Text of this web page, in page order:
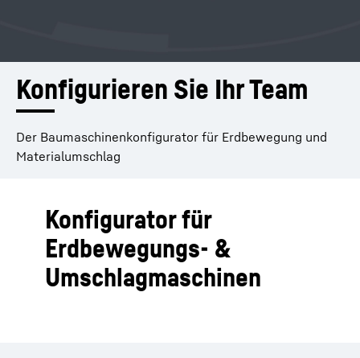
Konfigurieren Sie Ihr Team
Der Baumaschinenkonfigurator für Erdbewegung und
Materialumschlag
Konfigurator für
Erdbewegungs- &
Umschlagmaschinen